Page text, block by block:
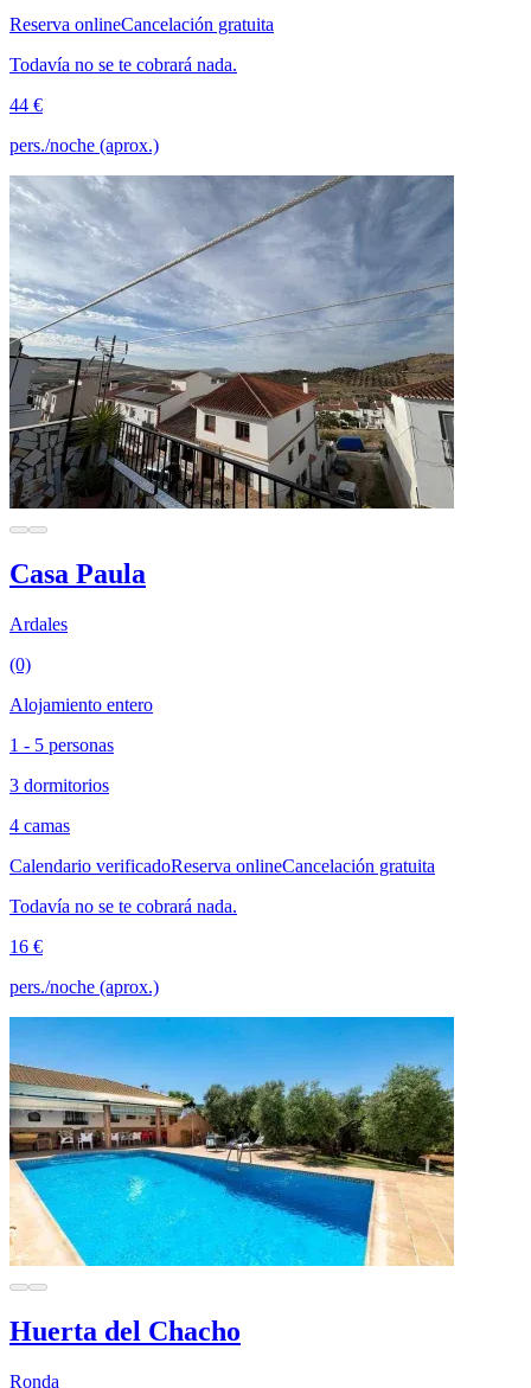
Reserva onlineCancelación gratuita
Todavía no se te cobrará nada.
44 €
pers./noche (aprox.)
Casa Paula
Ardales
(0)
Alojamiento entero
1 - 5 personas
3 dormitorios
4 camas
Calendario verificadoReserva onlineCancelación gratuita
Todavía no se te cobrará nada.
16 €
pers./noche (aprox.)
Huerta del Chacho
Ronda